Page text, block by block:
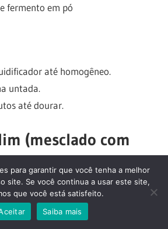
fermento em pó
até homogêneo.
untada.
até dourar.
(mesclado com
para garantir que você tenha a melhor
site. Se você continua a usar este site,
que você está satisfeito.
Saiba mais